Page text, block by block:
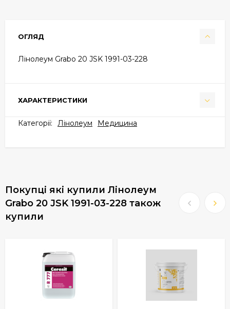
ОГЛЯД
Лінолеум Grabo 20 JSK 1991-03-228
ХАРАКТЕРИСТИКИ
Категорії: Лінолеум Медицина
Покупці які купили Лінолеум
Grabo 20 JSK 1991-03-228 також
купили